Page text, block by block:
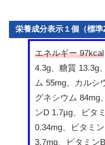
栄養成分表示１個（標準
エネルギー 97kcal
4.3g、糖質 13.3g
ム 55mg、カルシ
グネシウム 84mg
ンD 1.7µg、ビタ
0.34mg、ビタミ
3.7mg、ビタミン